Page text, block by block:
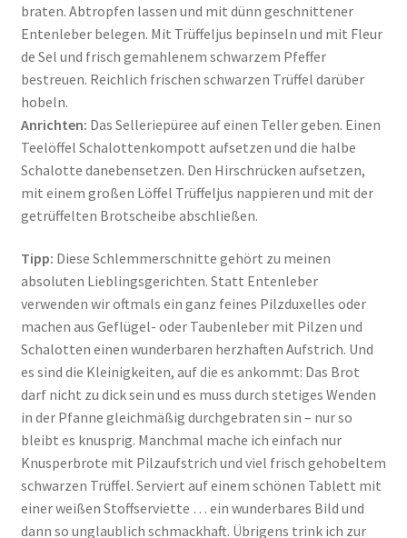
braten. Abtropfen lassen und mit dünn geschnittener
Entenleber belegen. Mit Trüffeljus bepinseln und mit Fleur
de Sel und frisch gemahlenem schwarzem Pfeffer
bestreuen. Reichlich frischen schwarzen Trüffel darüber
hobeln.
Anrichten: Das Selleriepüree auf einen Teller geben. Einen
Teelöffel Schalottenkompott aufsetzen und die halbe
Schalotte danebensetzen. Den Hirschrücken aufsetzen,
mit einem großen Löffel Trüffeljus nappieren und mit der
getrüffelten Brotscheibe abschließen.
Tipp: Diese Schlemmerschnitte gehört zu meinen
absoluten Lieblingsgerichten. Statt Entenleber
verwenden wir oftmals ein ganz feines Pilzduxelles oder
machen aus Geflügel- oder Taubenleber mit Pilzen und
Schalotten einen wunderbaren herzhaften Aufstrich. Und
es sind die Kleinigkeiten, auf die es ankommt: Das Brot
darf nicht zu dick sein und es muss durch stetiges Wenden
in der Pfanne gleichmäßig durchgebraten sin – nur so
bleibt es knusprig. Manchmal mache ich einfach nur
Knusperbrote mit Pilzaufstrich und viel frisch gehobeltem
schwarzen Trüffel. Serviert auf einem schönen Tablett mit
einer weißen Stoffserviette … ein wunderbares Bild und
dann so unglaublich schmackhaft. Übrigens trink ich zur